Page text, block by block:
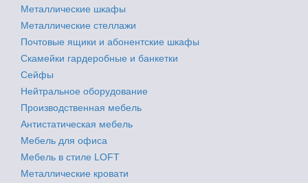
Металлические шкафы
Металлические стеллажи
Почтовые ящики и абонентские шкафы
Скамейки гардеробные и банкетки
Сейфы
Нейтральное оборудование
Производственная мебель
Антистатическая мебель
Мебель для офиса
Мебель в стиле LOFT
Металлические кровати